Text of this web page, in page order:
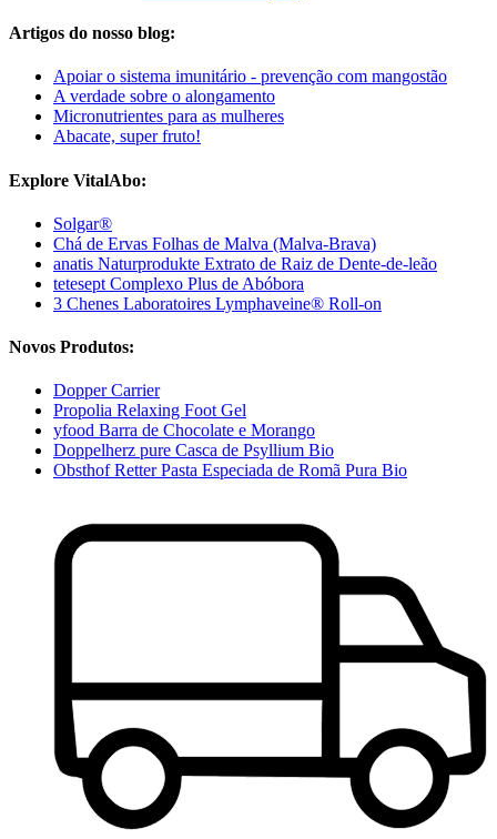
Artigos do nosso blog:
Apoiar o sistema imunitário - prevenção com mangostão
A verdade sobre o alongamento
Micronutrientes para as mulheres
Abacate, super fruto!
Explore VitalAbo:
Solgar®
Chá de Ervas Folhas de Malva (Malva-Brava)
anatis Naturprodukte Extrato de Raiz de Dente-de-leão
tetesept Complexo Plus de Abóbora
3 Chenes Laboratoires Lymphaveine® Roll-on
Novos Produtos:
Dopper Carrier
Propolia Relaxing Foot Gel
yfood Barra de Chocolate e Morango
Doppelherz pure Casca de Psyllium Bio
Obsthof Retter Pasta Especiada de Romã Pura Bio